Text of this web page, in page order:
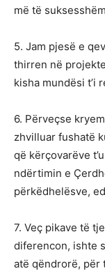
më të
5. Jam pjesë e
thirren në
kisha mundësi t’i
6. Përveçse
zhvilluar fushatë
që kërçovarëve
ndërtimin e
përkëdhelësve,
7. Veç pikave të
diferencon, ishte
atë qëndrorë, për